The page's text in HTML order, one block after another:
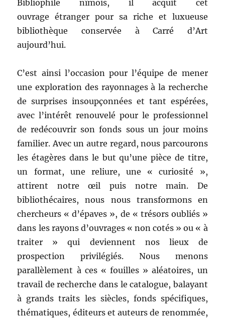
Bibliophile nîmois, il acquit cet
ouvrage étranger pour sa riche et luxueuse
bibliothèque conservée à Carré d’Art
aujourd’hui.
C’est ainsi l’occasion pour l’équipe de mener
une exploration des rayonnages à la recherche
de surprises insoupçonnées et tant espérées,
avec l’intérêt renouvelé pour le professionnel
de redécouvrir son fonds sous un jour moins
familier. Avec un autre regard, nous parcourons
les étagères dans le but qu’une pièce de titre,
un format, une reliure, une « curiosité »,
attirent notre œil puis notre main. De
bibliothécaires, nous nous transformons en
chercheurs « d’épaves », de « trésors oubliés »
dans les rayons d’ouvrages « non cotés » ou « à
traiter » qui deviennent nos lieux de
prospection privilégiés. Nous menons
parallèlement à ces « fouilles » aléatoires, un
travail de recherche dans le catalogue, balayant
à grands traits les siècles, fonds spécifiques,
thématiques, éditeurs et auteurs de renommée,